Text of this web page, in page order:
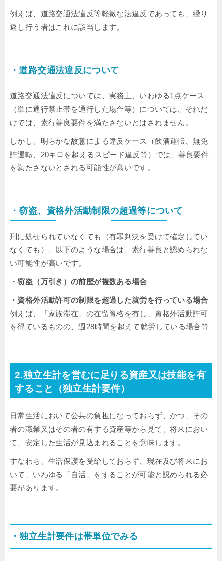
例えば、道路交通法違反等軽微な法違反であっても、繰り
返し行う者はこれに該当します。
・道路交通法違反について
道路交通法違反については、実務上、いわゆる1点ケース
（単に通行禁止帯を通行した場合等）については、それだ
けでは、素行善良要件を満たさないとはされません。
しかし、明らかな故意による違反ケース（飲酒運転、無免
許運転、20キロを超えるスピード違反等）では、善良要件
を満たさないとされる可能性が高いです。
・窃盗、資格外活動制限の超過等について
刑に処せられていなくても（有罪判決を受けて確定してい
なくても）、以下のような場合は、素行善良と認められな
い可能性が高いです。
・窃盗（万引き）の前歴が複数ある場合
・資格外活動許可の制限を超過した就労を行っている場合
例えば、「家族滞在」の在留資格を有し、資格外活動許可
を得ているものの、週28時間を超えて就労している場合等
2.独立生計を営むに足りる資産又は技能を有
すること（独立生計要件）
日常生活において公共の負担になっておらず、かつ、その
者の職業又はその者の有する資産等から見て、将来におい
て、安定した生活が見込まれることを意味します。
すなわち、生活保護を受給しておらず、現在及び将来にお
いて、いわゆる「自活」をすることが可能と認められる必
要があります。
・独立生計要件は帯単位でみる